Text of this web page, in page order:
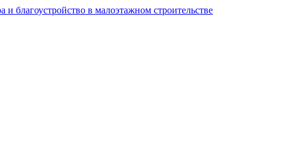
благоустройство в малоэтажном строительстве